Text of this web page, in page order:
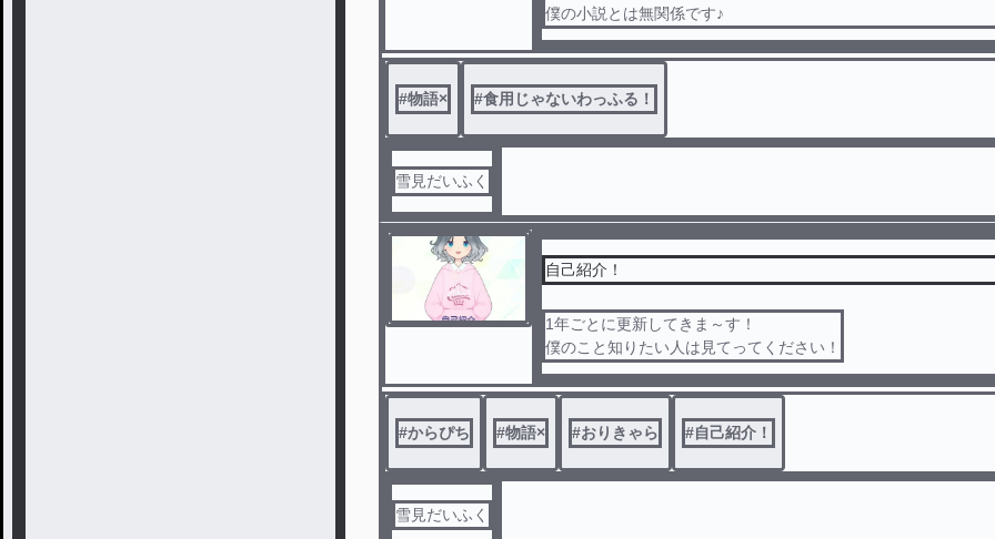
僕の小説とは無関係です♪
#物語× #食用じゃないわっふる！
雪見だいふく
自己紹介！
1年ごとに更新してきま～す！
僕のこと知りたい人は見てってください！
#からぴち #物語× #おりきゃら #自己紹介！
雪見だいふく